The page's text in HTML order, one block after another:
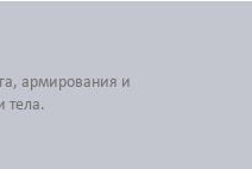
армирования и
тела.